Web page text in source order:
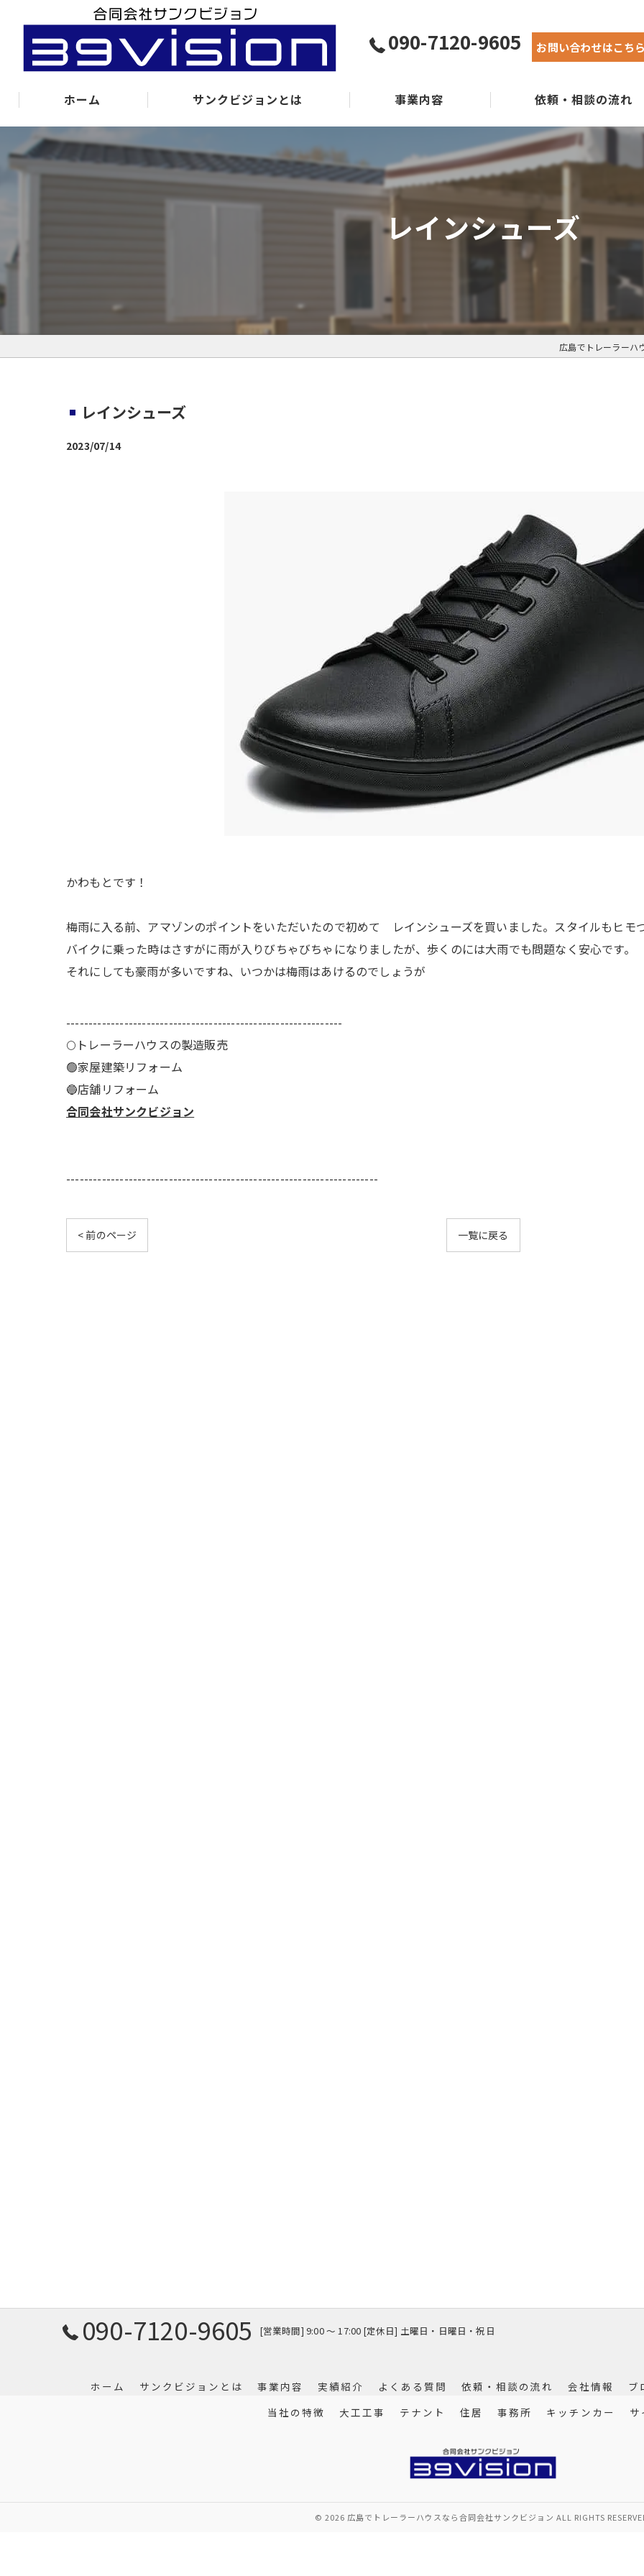
090-7120-9605 お問い合わせはこちら
ホーム サンクビジョンとは 事業内容
よくある質問
依頼・相談の流れ
レインシューズ
広島でトレーラーハ
レインシューズ
2023/07/14
かわもとです！
梅雨に入る前、アマゾンのポイントをいただいたので初めて レインシューズを買いました。スタイルもヒモ
バイクに乗った時はさすがに雨が入りびちゃびちゃになりましたが、歩くのには大雨でも問題なく安心です。
それにしても豪雨が多いですね、いつかは梅雨はあけるのでしょうが
--------------------------------------------------------------
🌕️トレーラーハウスの製造販売
🟢家屋建築リフォーム
🔵店舗リフォーム
合同会社サンクビジョン
----------------------------------------------------------------------
< 前のページ 一覧に戻る
090-7120-9605 [営業時間] 9:00 〜 17:00 [定休日] 土曜日・日曜日・祝日
ホーム サンクビジョンとは 事業内容 実績紹介 よくある質問 依頼・相談の流れ 会社情報 ブ
当社の特徴
大工工事 テナント 住居 事務所 キッチンカー サ
© 2026 広島でトレーラーハウスなら合同会社サンクビジョン ALL RIGHTS